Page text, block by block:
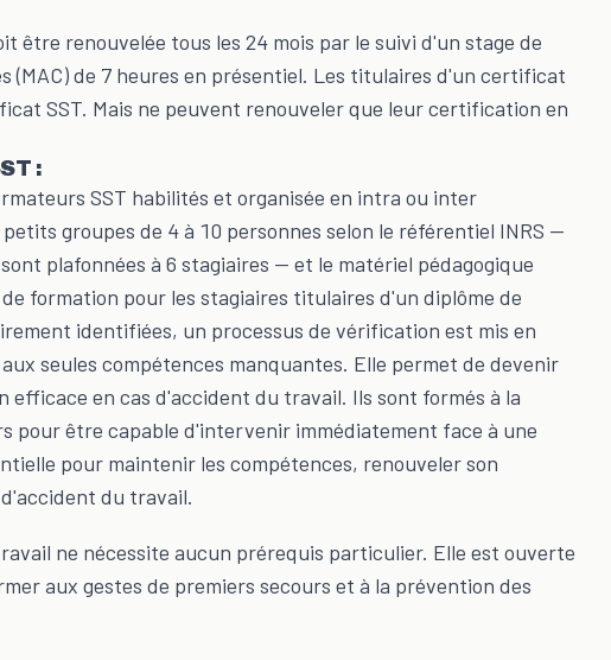
être renouvelée tous les 24 mois par le suivi d'un stage de
(MAC) de 7 heures en présentiel. Les titulaires d'un certificat
SST. Mais ne peuvent renouveler que leur certification en
:
SST habilités et organisée en intra ou inter
groupes de 4 à 10 personnes selon le référentiel INRS —
plafonnées à 6 stagiaires — et le matériel pédagogique
formation pour les stagiaires titulaires d'un diplôme de
identifiées, un processus de vérification est mis en
seules compétences manquantes. Elle permet de devenir
en cas d'accident du travail. Ils sont formés à la
pour être capable d'intervenir immédiatement face à une
pour maintenir les compétences, renouveler son
du travail.
ne nécessite aucun prérequis particulier. Elle est ouverte
aux gestes de premiers secours et à la prévention des